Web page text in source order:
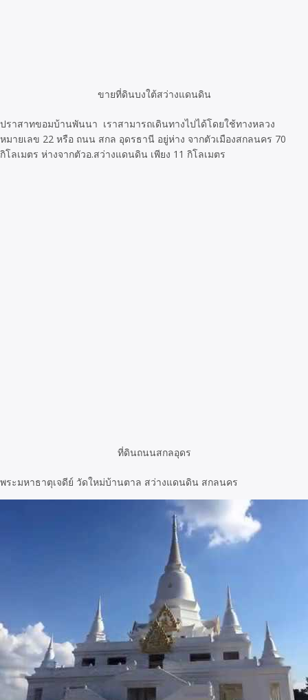
ขายที่ดินบงใต้สว่างแดนดิน
ปราสาทขอมบ้านพันนา เราสามารถเดินทางไปได้โดยใช้ทางหลวง
หมายเลข 22 หรือ ถนน สกล อุดรธานี อยู่ห่าง จากตัวเมืองสกลนคร 70
กิโลเมตร ห่างจากตัวอ.สว่างแดนดิน เพียง 11 กิโลเมตร
ที่ดินถนนสกลอุดร
พระมหาธาตุเจดีย์ วัดใหม่บ้านตาล สว่างแดนดิน สกลนคร